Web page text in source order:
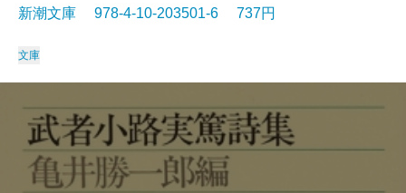
新潮文庫 978-4-10-203501-6 737円
文庫